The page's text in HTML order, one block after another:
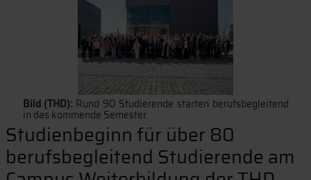
Bild (THD): Rund 90 Studierende starten berufsbegleitend
in das kommende Semester.
Studienbeginn für über 80
berufsbegleitend Studierende am